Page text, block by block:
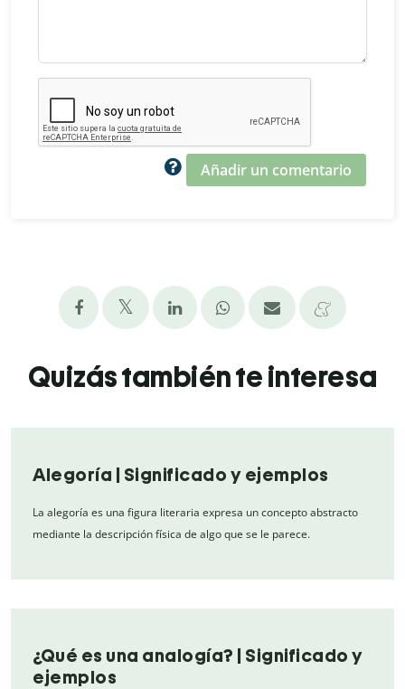
Añadir un comentario
Quizás también te interesa
Alegoría | Significado y ejemplos
La alegoría es una figura literaria expresa un concepto abstracto
mediante la descripción física de algo que se le parece.
¿Qué es una analogía? | Significado y
ejemplos